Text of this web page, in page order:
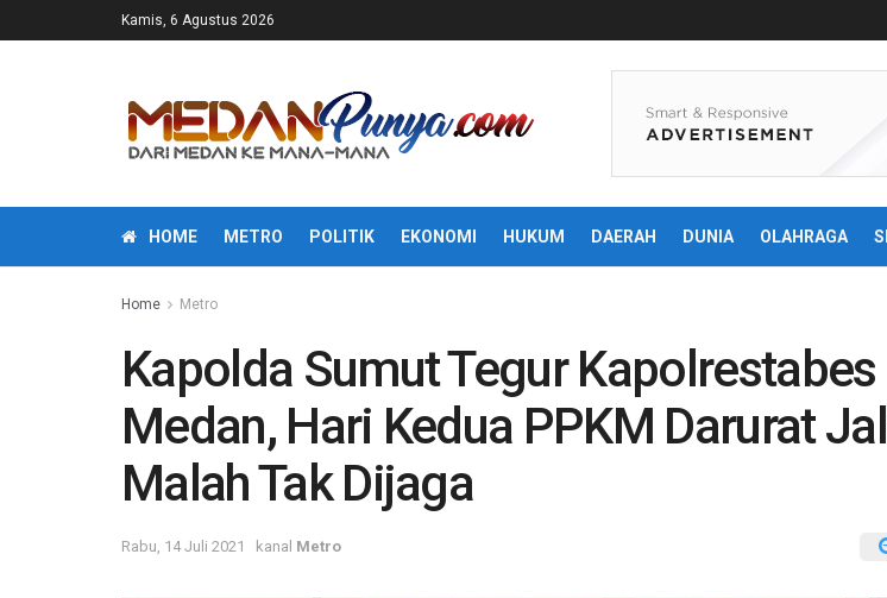
Kamis, 6 Agustus 2026
HOME METRO POLITIK EKONOMI HUKUM DAERAH DUNIA OLAHRAGA
Home Metro
Kapolda Sumut Tegur Kapolrestabes
Medan, Hari Kedua PPKM Darurat
Malah Tak Dijaga
Rabu, 14 Juli 2021 kanal Metro